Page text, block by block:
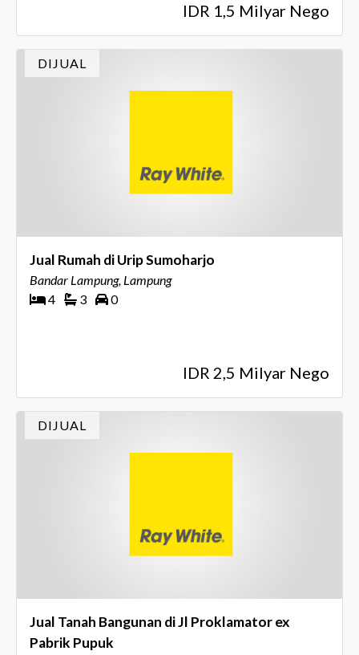
IDR 1,5 Milyar Nego
DIJUAL
Jual Rumah di Urip Sumoharjo
Bandar Lampung, Lampung
4
3 0
IDR 2,5 Milyar Nego
DIJUAL
Jual Tanah Bangunan di Jl Proklamator ex
Pabrik Pupuk